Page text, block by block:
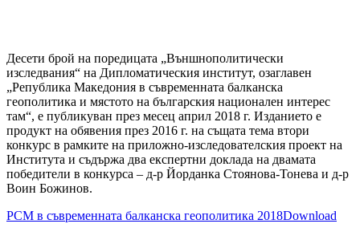
Десети брой на поредицата „Външнополитически
изследвания“ на Дипломатическия институт, озаглавен
„Република Македония в съвременната балканска
геополитика и мястото на българския национален интерес
там“, е публикуван през месец април 2018 г. Изданието е
продукт на обявения през 2016 г. на същата тема втори
конкурс в рамките на приложно-изследователския проект на
Института и съдържа два експертни доклада на двамата
победители в конкурса – д-р Йорданка Стоянова-Тонева и д-р
Воин Божинов.
РСМ в съвременната балканска геополитика 2018Download